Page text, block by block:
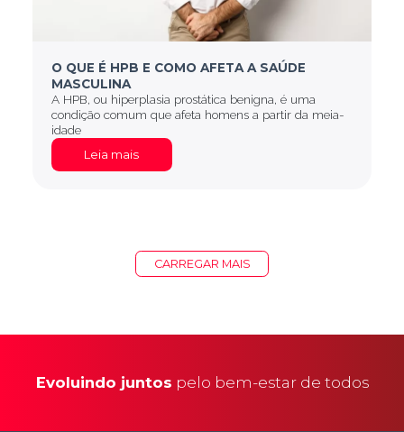
O QUE É HPB E COMO AFETA A SAÚDE
MASCULINA
A HPB, ou hiperplasia prostática benigna, é uma
condição comum que afeta homens a partir da meia-
idade
Leia mais
CARREGAR MAIS
Evoluindo juntos pelo bem-estar de todos